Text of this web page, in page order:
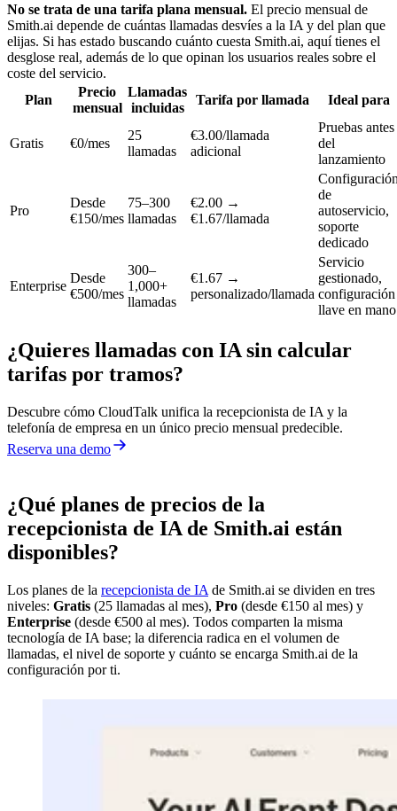
No se trata de una tarifa plana mensual. El precio mensual de
Smith.ai depende de cuántas llamadas desvíes a la IA y del plan que
elijas. Si has estado buscando cuánto cuesta Smith.ai, aquí tienes el
desglose real, además de lo que opinan los usuarios reales sobre el
coste del servicio.
Plan
Precio
mensual
Llamadas
incluidas
Tarifa por llamada Ideal para
Gratis €0/mes
25
llamadas
€3.00/llamada
adicional
Pruebas antes
del
lanzamiento
Pro
Desde
€150/mes
75–300
llamadas
€2.00 →
€1.67/llamada
de
autoservicio,
soporte
dedicado
Enterprise
Desde
€500/mes
300–
1,000+
llamadas
€1.67 →
personalizado/llamada
Servicio
gestionado,
configuración
llave en mano
¿Quieres llamadas con IA sin calcular
tarifas por tramos?
Descubre cómo CloudTalk unifica la recepcionista de IA y la
telefonía de empresa en un único precio mensual predecible.
Reserva una demo
¿Qué planes de precios de la
recepcionista de IA de Smith.ai están
disponibles?
Los planes de la recepcionista de IA de Smith.ai se dividen en tres
niveles: Gratis (25 llamadas al mes), Pro (desde €150 al mes) y
Enterprise (desde €500 al mes). Todos comparten la misma
tecnología de IA base; la diferencia radica en el volumen de
llamadas, el nivel de soporte y cuánto se encarga Smith.ai de la
configuración por ti.